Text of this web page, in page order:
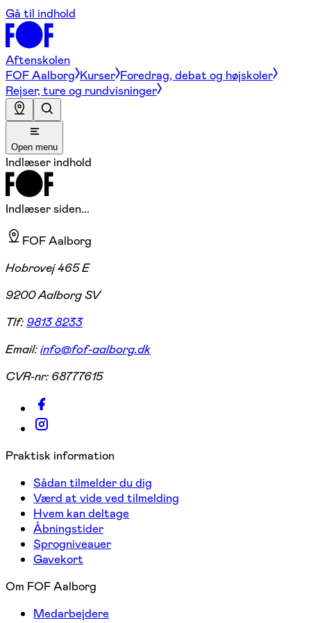
Gå til indhold
Aftenskolen
FOF Aalborg Kurser Foredrag, debat og højskoler
Rejser, ture og rundvisninger
Open menu
Indlæser indhold
Indlæser siden...
FOF Aalborg
Hobrovej 465 E
9200 Aalborg SV
Tlf:9813 8233
Email:info@fof-aalborg.dk
CVR-nr: 68777615
Praktisk information
Sådan tilmelder du dig
Værd at vide ved tilmelding
Hvem kan deltage
Åbningstider
Sprogniveauer
Gavekort
Om FOF Aalborg
Medarbejdere